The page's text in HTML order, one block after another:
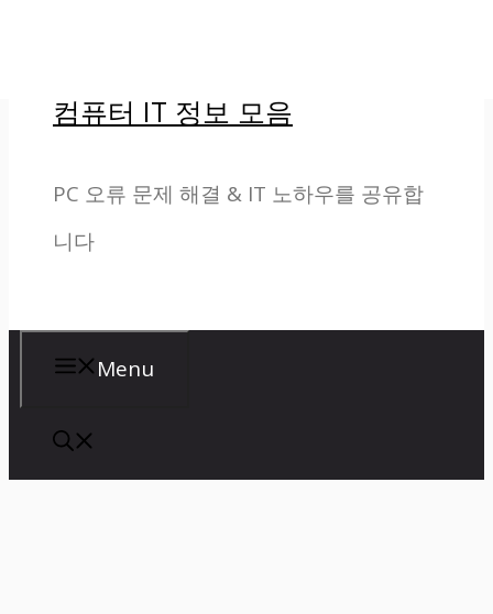
컴퓨터 IT 정보 모음
PC 오류 문제 해결 & IT 노하우를 공유합
니다
Menu